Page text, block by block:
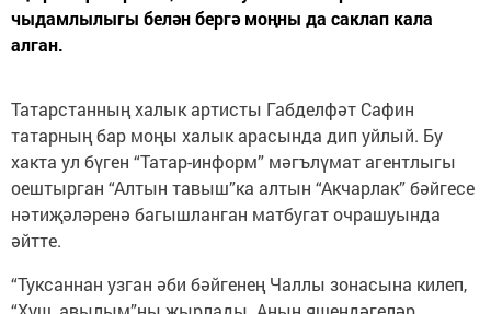
чыдамлылыгы белән бергә моңны да саклап кала
алган.
Татарстанның халык артисты Габделфәт Сафин
татарның бар моңы халык арасында дип уйлый. Бу
хакта ул бүген “Татар-информ” мәгълүмат агентлыгы
оештырган “Алтын тавыш”ка алтын “Акчарлак” бәйгесе
нәтиҗәләренә багышланган матбугат очрашуында
әйтте.
“Туксаннан узган әби бәйгенең Чаллы зонасына килеп,